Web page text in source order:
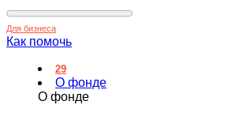
Для бизнеса
Как помочь
29
О фонде
О фонде